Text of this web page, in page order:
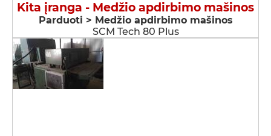
Kita įranga - Medžio apdirbimo mašinos
Parduoti > Medžio apdirbimo mašinos
SCM Tech 80 Plus